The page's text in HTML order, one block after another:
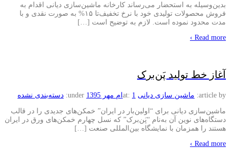
بدین‌وسیله به استحضار می‌رساند کارخانه ماشین‌سازی دیانی اقدام به
فروش محصولات تولیدی خود با نرخ تخفیف‌تا ۱۵% به صورت نقدی و با
مدت محدود نموده است. لازم به توضیح است […]
Read more ›
آغاز خط تولید پَن‌برک
article by: ماشین سازی دیانی at: 1ام مهر 1395 under: دسته‌بندی نشده
ماشین‌سازی دیانی برای “اولین‌بار در ایران” خمکن‌های جدیدی را در قالب
دستگاه‌های نوین آن به‌نام “پَن‌برک” که نسل چهارم خمکن‌های ورق در ایران
هستند را همزمان با نمایشگاه بین‌المللی صنعت […]
Read more ›